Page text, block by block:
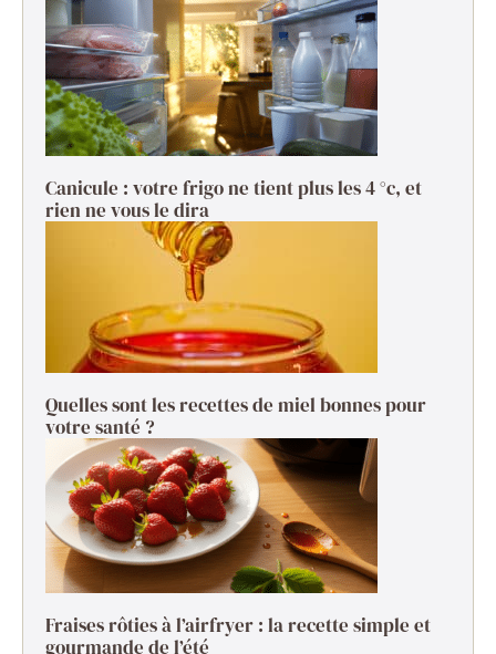
Canicule : votre frigo ne tient plus les 4 °c, et
rien ne vous le dira
Quelles sont les recettes de miel bonnes pour
votre santé ?
Fraises rôties à l’airfryer : la recette simple et
gourmande de l’été